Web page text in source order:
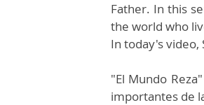
Father. In this
the world who
In today's video,
"El Mundo
importantes de